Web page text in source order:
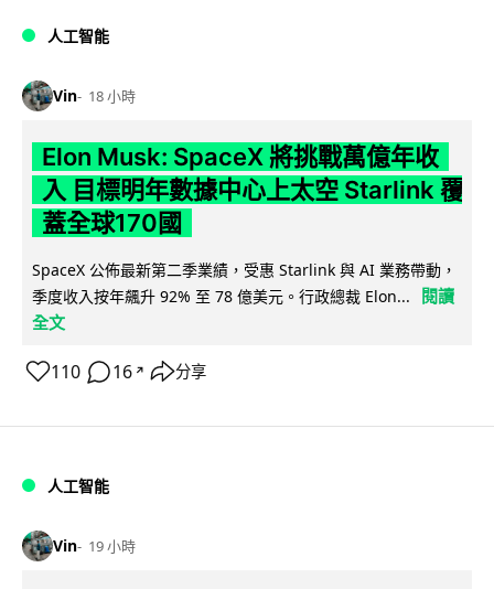
人工智能
Vin 18 小時
Elon Musk: SpaceX 將挑戰萬億年收
入 目標明年數據中心上太空 Starlink 覆
蓋全球170國
SpaceX 公佈最新第二季業績，受惠 Starlink 與 AI 業務帶動，
季度收入按年飆升 92% 至 78 億美元。行政總裁 Elon...
閱讀
全文
110 16 ↗ 分享
人工智能
Vin 19 小時